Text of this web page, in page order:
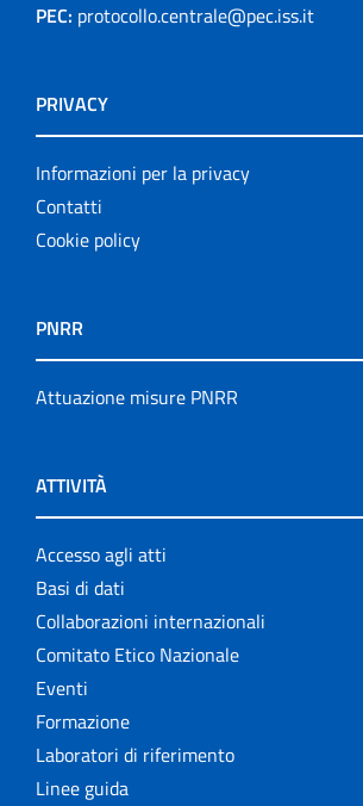
PEC: protocollo.centrale@pec.iss.it
PRIVACY
Informazioni per la privacy
Contatti
Cookie policy
PNRR
Attuazione misure PNRR
ATTIVITÀ
Accesso agli atti
Basi di dati
Collaborazioni internazionali
Comitato Etico Nazionale
Eventi
Formazione
Laboratori di riferimento
Linee guida